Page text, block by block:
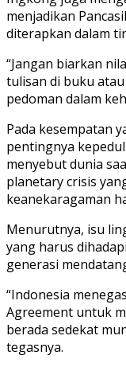
menjadikan
diterapkan dalam
“Jangan biarkan
tulisan di buku atau
pedoman dalam
Pada kesempatan
pentingnya
menyebut dunia
planetary crisis
keanekaragaman
Menurutnya, isu
yang harus
generasi
“Indonesia
Agreement untuk
berada sedekat
tegasnya.